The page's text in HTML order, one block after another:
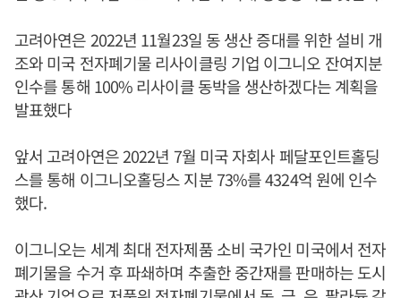
고려아연은 2022년 11월23일 동 생산 증대를 위한 설비 개
조와 미국 전자폐기물 리사이클링 기업 이그니오 잔여지분
인수를 통해 100% 리사이클 동박을 생산하겠다는 계획을
발표했다
앞서 고려아연은 2022년 7월 미국 자회사 페달포인트홀딩
스를 통해 이그니오홀딩스 지분 73%를 4324억 원에 인수
했다.
이그니오는 세계 최대 전자제품 소비 국가인 미국에서 전자
폐기물을 수거 후 파쇄하며 추출한 중간재를 판매하는 도시